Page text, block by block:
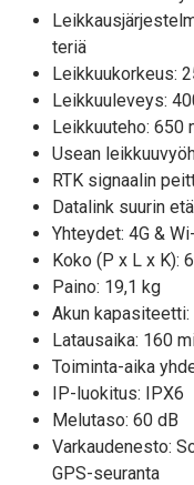
teriä
Leikkuukorkeus:
Leikkuuleveys:
Leikkuuteho: 650
Usean
RTK signaalin
Datalink suurin
Yhteydet: 4G &
Koko (P x L x K):
Paino: 19,1 kg
Akun kapasiteetti:
Latausaika: 160
Toiminta-aika
IP-luokitus: IPX6
Melutaso: 60 dB
Varkaudenesto:
GPS-seuranta